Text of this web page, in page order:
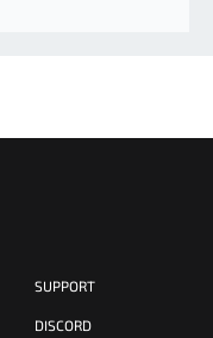
SUPPORT
DISCORD